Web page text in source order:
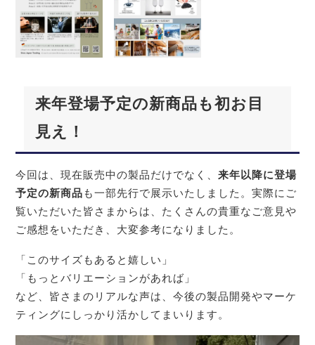
来年登場予定の新商品も初お目
見え！
今回は、現在販売中の製品だけでなく、来年以降に登場
予定の新商品 も一部先行で展示いたしました。実際にご
覧いただいた皆さまからは、たくさんの貴重なご意見や
ご感想をいただき、大変参考になりました。
「このサイズもあると嬉しい」
「もっとバリエーションがあれば」
など、皆さまのリアルな声は、今後の製品開発やマーケ
ティングにしっかり活かしてまいります。